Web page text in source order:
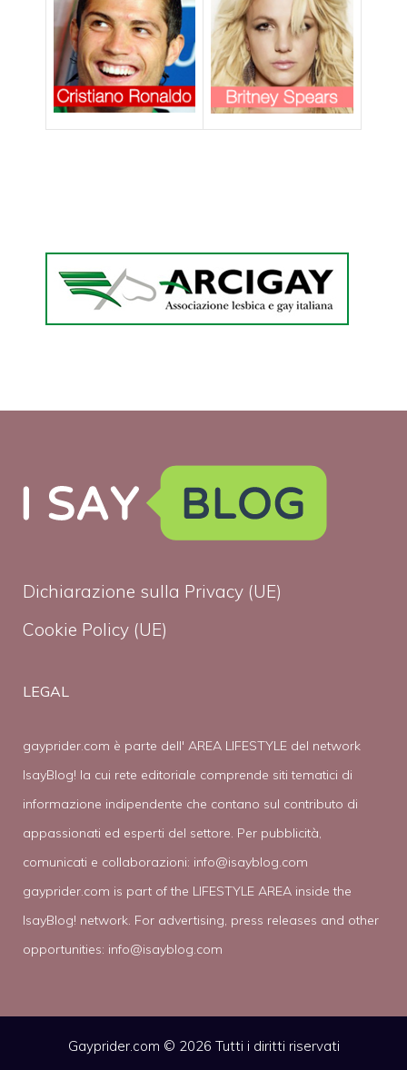
Dichiarazione sulla Privacy (UE)
Cookie Policy (UE)
LEGAL
gayprider.com è parte dell' AREA LIFESTYLE del network
IsayBlog! la cui rete editoriale comprende siti tematici di
informazione indipendente che contano sul contributo di
appassionati ed esperti del settore. Per pubblicità,
comunicati e collaborazioni: info@isayblog.com
gayprider.com is part of the LIFESTYLE AREA inside the
IsayBlog! network. For advertising, press releases and other
opportunities: info@isayblog.com
Gayprider.com © 2026 Tutti i diritti riservati